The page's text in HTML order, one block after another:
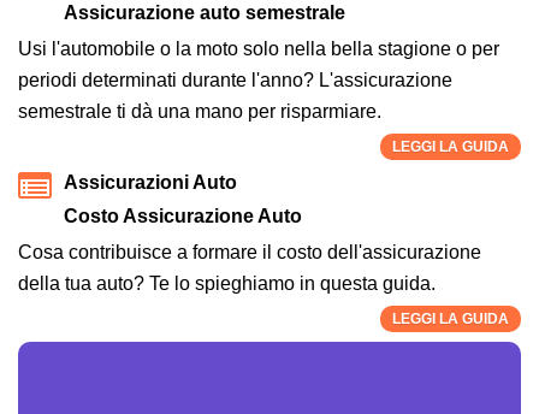
Assicurazione auto semestrale
Usi l'automobile o la moto solo nella bella stagione o per
periodi determinati durante l'anno? L'assicurazione
semestrale ti dà una mano per risparmiare.
LEGGI LA GUIDA
Assicurazioni Auto
Costo Assicurazione Auto
Cosa contribuisce a formare il costo dell'assicurazione
della tua auto? Te lo spieghiamo in questa guida.
LEGGI LA GUIDA